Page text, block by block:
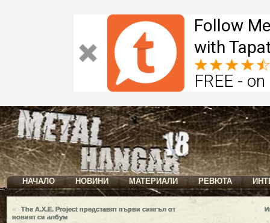
Follow
with
FREE -
НАЧАЛО НОВИНИ МАТЕРИАЛИ РЕВЮТА
«
The A.X.E. Project представят първи сингъл от
новият си албум